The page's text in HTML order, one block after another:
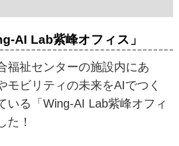
AI Lab紫峰オフィス」
福祉センターの施設内にあ
モビリティの未来をAIでつく
いる「Wing-AI Lab紫峰オフィ
た！